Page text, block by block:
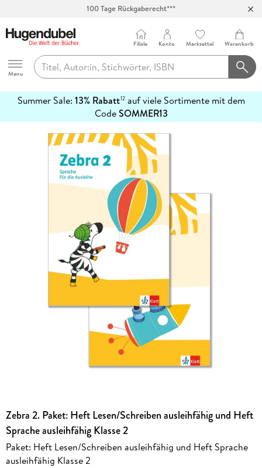
100 Tage Rückgaberecht***
Hugendubel
Menu
Filiale Konto Merkzettel Warenkorb
Summer Sale: 13% Rabatt12auf viele Sortimente mit dem
CodeSOMMER13
erfahren
Zebra 2. Paket: Heft Lesen/Schreiben ausleihfähig und Heft
Sprache ausleihfähig Klasse 2
Paket: Heft Lesen/Schreiben ausleihfähig und Heft Sprache
ausleihfähig Klasse 2